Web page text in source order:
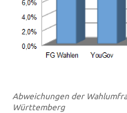
Abweichungen der
Württemberg